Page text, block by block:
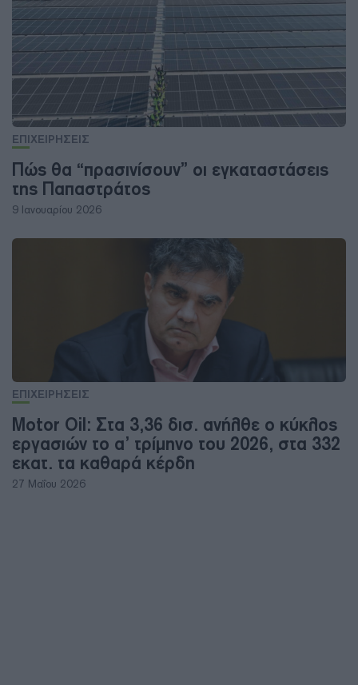
ΕΠΙΧΕΙΡΗΣΕΙΣ
Πώς θα “πρασινίσουν” οι εγκαταστάσεις
της Παπαστράτος
9 Ιανουαρίου 2026
ΕΠΙΧΕΙΡΗΣΕΙΣ
Motor Oil: Στα 3,36 δισ. ανήλθε ο κύκλος
εργασιών το α’ τρίμηνο του 2026, στα 332
εκατ. τα καθαρά κέρδη
27 Μαΐου 2026